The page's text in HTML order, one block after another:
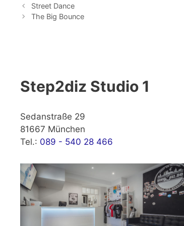
Street Dance
The Big Bounce
Step2diz Studio 1
Sedanstraße 29
81667 München
Tel.: 089 - 540 28 466